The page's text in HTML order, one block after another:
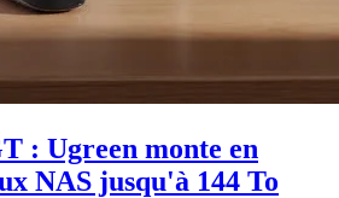
: Ugreen monte en
NAS jusqu'à 144 To